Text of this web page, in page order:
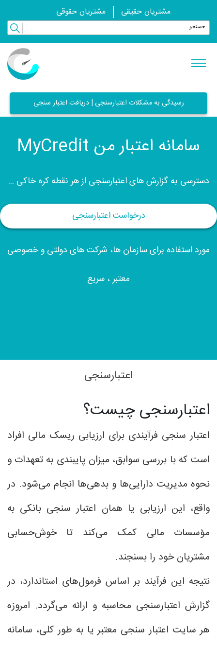
مشتریان حقیقی مشتریان حقوقی
رسیدگی به مشکلات اعتبارسنجی | دریافت اعتبار سنجی
سامانه اعتبار من MyCredit
دسترسی به گزارش های اعتبارسنجی از هر نقطه کره خاکی ...
درخواست اعتبارسنجی
مورد استفاده برای سازمان ها، شرکت های دولتی و خصوصی
معتبر ، سریع
اعتبارسنجی
اعتبارسنجی چیست؟
اعتبار سنجی فرآیندی برای ارزیابی ریسک مالی افراد
است که با بررسی سوابق، میزان پایبندی به تعهدات و
نحوه مدیریت دارایی‌ها و بدهی‌ها انجام می‌شود. در
واقع، این ارزیابی یا همان اعتبار سنجی بانکی به
مؤسسات مالی کمک می‌کند تا خوش‌حسابی
مشتریان خود را بسنجند.
نتیجه این فرآیند بر اساس فرمول‌های استاندارد، در
گزارش اعتبارسنجی محاسبه و ارائه می‌گردد. امروزه
هر سایت اعتبار سنجی معتبر یا به طور کلی، سامانه